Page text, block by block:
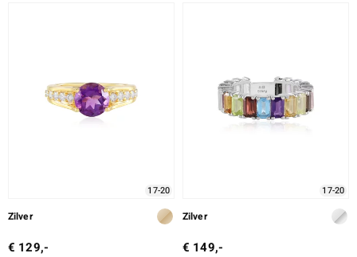
17-20
Zilver
€ 129,-
17-20
Zilver
€ 149,-